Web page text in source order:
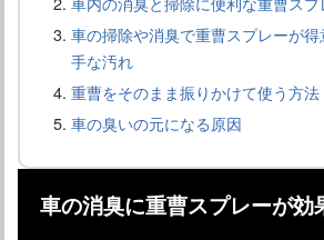
【水垢の落とし方】車に付く水垢の種類と
車の掃除や消臭で重曹スプレーが
手な汚れ
重曹をそのまま振りかけて使う方法
車の臭いの元になる原因
車の消臭に重曹スプレーが効